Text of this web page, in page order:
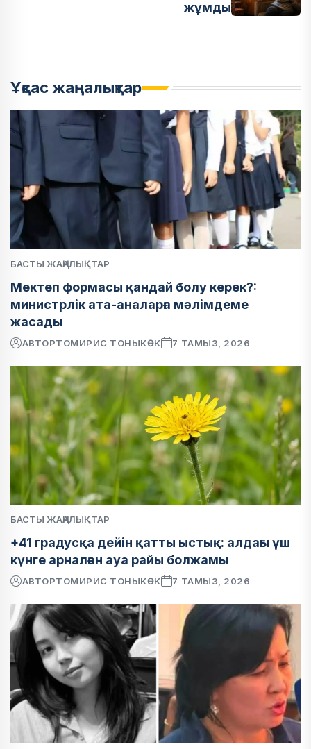
жұмды
Ұқсас жаңалықтар
БАСТЫ ЖАҢАЛЫҚТАР
Мектеп формасы қандай болу керек?:
министрлік ата-аналарға мәлімдеме
жасады
АВТОРТОМИРИС ТОНЫКӨК 7 ТАМЫЗ, 2026
БАСТЫ ЖАҢАЛЫҚТАР
+41 градусқа дейін қатты ыстық: алдағы үш
күнге арналған ауа райы болжамы
АВТОРТОМИРИС ТОНЫКӨК 7 ТАМЫЗ, 2026